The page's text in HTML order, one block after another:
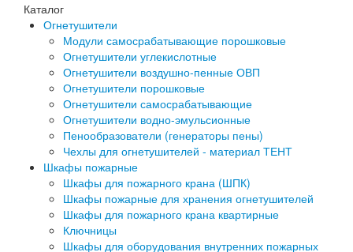
Каталог
Огнетушители
Модули самосрабатывающие порошковые
Огнетушители углекислотные
Огнетушители воздушно-пенные ОВП
Огнетушители порошковые
Огнетушители самосрабатывающие
Огнетушители водно-эмульсионные
Пенообразователи (генераторы пены)
Чехлы для огнетушителей - материал ТЕНТ
Шкафы пожарные
Шкафы для пожарного крана (ШПК)
Шкафы пожарные для хранения огнетушителей
Шкафы для пожарного крана квартирные
Ключницы
Шкафы для оборудования внутренних пожарных